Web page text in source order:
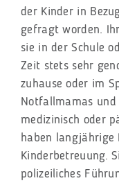
der Kinder in
gefragt worden.
sie in der Schule
Zeit stets sehr
zuhause oder im
Notfallmamas
medizinisch oder
haben
Kinderbetreuung.
polizeiliches